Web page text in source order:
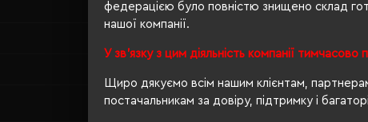
федерацією було повністю знищено склад
нашої компанії.
У зв'язку з цим діяльність компанії тимчасово
Щиро дякуємо всім нашим клієнтам,
постачальникам за довіру, підтримку і
160